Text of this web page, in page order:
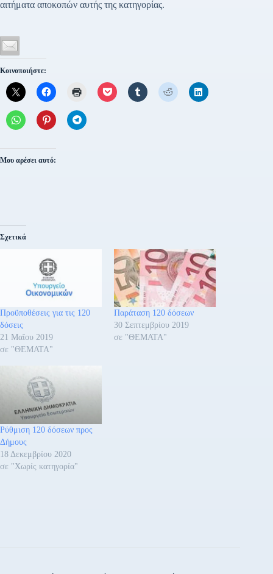
αιτήματα αποκοπών αυτής της κατηγορίας.
Κοινοποιήστε:
Μου αρέσει αυτό:
Σχετικά
Προϋποθέσεις για τις 120
δόσεις
21 Μαΐου 2019
σε "ΘΕΜΑΤΑ"
Παράταση 120 δόσεων
30 Σεπτεμβρίου 2019
σε "ΘΕΜΑΤΑ"
Ρύθμιση 120 δόσεων προς
Δήμους
18 Δεκεμβρίου 2020
σε "Χωρίς κατηγορία"